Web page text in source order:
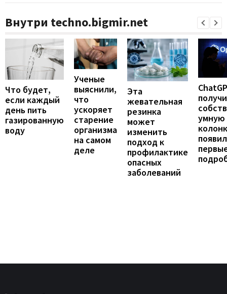
Внутри techno.bigmir.net
Что будет,
если каждый
день пить
газированную
воду
Ученые
выяснили,
что
ускоряет
старение
организма
на самом
деле
Эта
жевательная
резинка
может
изменить
подход к
профилактике
опасных
заболеваний
умную